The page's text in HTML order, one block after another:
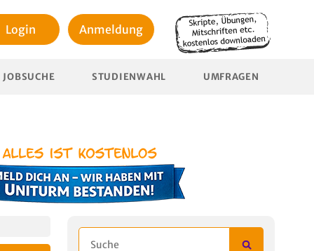
Login Anmeldung
JOBSUCHE STUDIENWAHL UMFRAGEN